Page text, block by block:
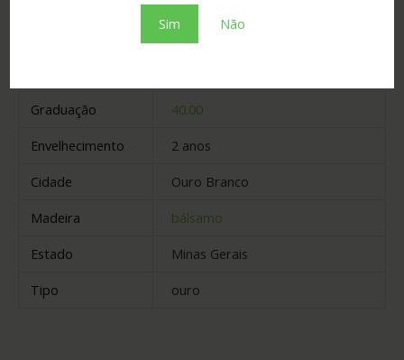
Sim Não
Graduação
40.00
Envelhecimento
2 anos
Cidade
Ouro Branco
Madeira
bálsamo
Estado
Minas Gerais
Tipo
ouro